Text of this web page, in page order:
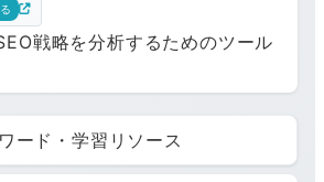
戦略を分析するためのツール
ード・学習リソース